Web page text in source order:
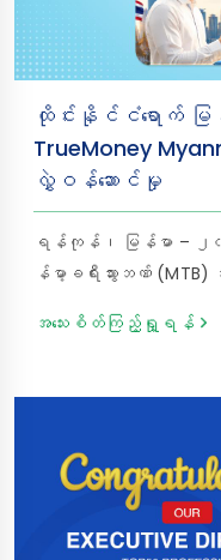
ထိုင်းနိုင်ငံရောက် မ
TrueMoney
လွှဲဝန်ဆောင်မှု
ရန်ကုန်၊ မြန်မာ –
န်မာ့ခရီးသွားဘဏ်
ပိုမိုလွယ်ကူ၊ လုံခြုံပြီး စ
ကို စတင်လိုက်ပြီဖြစ်ကြောင်း
ပါသည်။ ဤပူးပေါင်းဆ
Wallet မှတစ်ဆင့် ပေးပို့လ
ရှိ MTB Bank ၏ မည်
မြန်ဆန်စွာဖြင့် စန
ထုတ်ယူမည့် မိသားစုဝင်မ
အသေးစိတ်ကြည့်ရှု့ရန်